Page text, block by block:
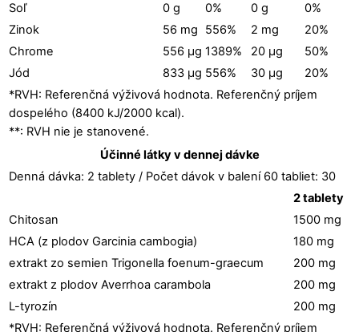
Soľ
0 g 0% 0 g
0%
Zinok
56 mg 556% 2 mg
20%
Chrome
556 µg 1389% 20 µg
50%
Jód
833 µg 556% 30 µg
20%
*RVH: Referenčná výživová hodnota. Referenčný príjem
dospelého (8400 kJ/2000 kcal).
**: RVH nie je stanovené.
Účinné látky v dennej dávke
Denná dávka: 2 tablety / Počet dávok v balení 60 tabliet: 30
2 tablety
Chitosan
1500 mg
HCA (z plodov Garcinia cambogia)
180 mg
extrakt zo semien Trigonella foenum-graecum
200 mg
extrakt z plodov Averrhoa carambola
200 mg
L-tyrozín
200 mg
*RVH: Referenčná výživová hodnota. Referenčný príjem